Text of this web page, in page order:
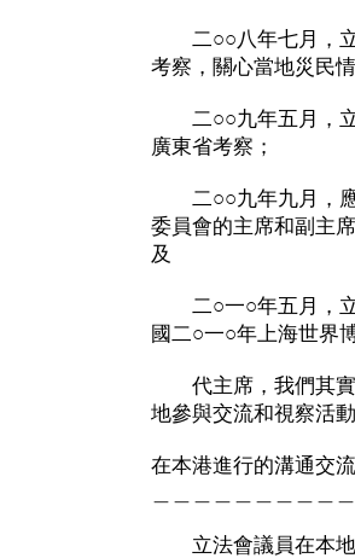
二○○八年七月，立
考察，關心當地災民情
二○○九年五月，立
廣東省考察；
二○○九年九月，應
委員會的主席和副主
及
二○一○年五月，立
國二○一○年上海世界
代主席，我們其實
地參與交流和視察活動
在本港進行的溝通交
立法會議員在本地